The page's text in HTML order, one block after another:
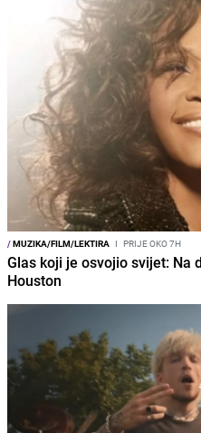
/MUZIKA/FILM/LEKTIRA I PRIJE OKO 7H
Glas koji je osvojio svijet: Na
Houston